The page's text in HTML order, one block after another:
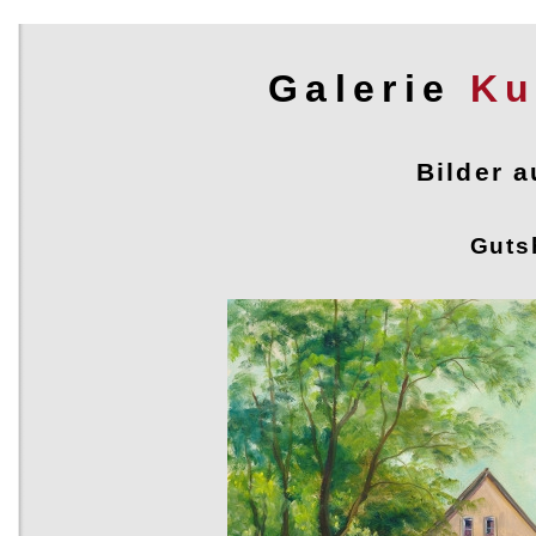
Galerie
Die Landschaft zwischen Recknitz und Trebel
Der bekennende Romantiker und
Gröbner weilte im Sommer 2019 in der
zwischen Recknitz und Trebel. Begeistert von der
Ursprünglichkeit, Stille und Harmonie dieser
eine Vielzahl von Ölbildern, Aquarellen und
derart umfassende malerische Darstellung dieser
ihren Dörfern und Städtchen durch einen
Bilder